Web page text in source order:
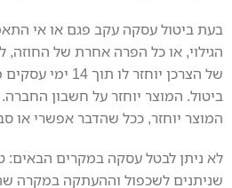
בעת ביטול עסקה עקב פגם או אי
הגילוי, או כל הפרה אחרת של החוזה,
של הצרכן יוחזר לו
ביטול. המוצר יוחזר על חשבון החברה.
המוצר יוחזר, ככל שהדבר אפשרי או
לא ניתן לבטל עסקה במקרים הבאים:
שניתנים לשכפול וההעתקה במקרה